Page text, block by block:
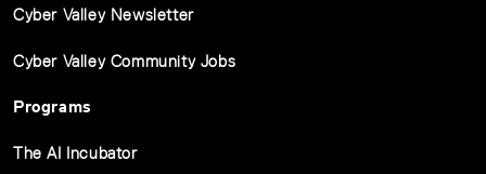
Cyber Valley Newsletter
Cyber Valley Community Jobs
Programs
The AI Incubator